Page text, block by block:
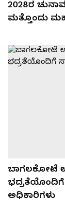
2028ರ
ಬಾಗಲಕೋಟೆ
ಅಧಿಕಾರಿಗಳು